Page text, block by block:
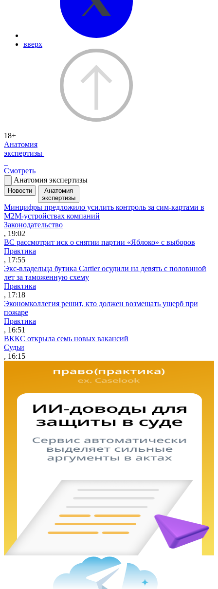
вверх
18+
Анатомия
экспертизы
Смотреть
Анатомия экспертизы
Новости
Анатомия
экспертизы
Минцифры предложило усилить контроль за сим-картами в
M2M-устройствах компаний
Законодательство
, 19:02
ВС рассмотрит иск о снятии партии «Яблоко» с выборов
Практика
, 17:55
Экс-владельца бутика Cartier осудили на девять с половиной
лет за таможенную схему
Практика
, 17:18
Экономколлегия решит, кто должен возмещать ущерб при
пожаре
Практика
, 16:51
ВККС открыла семь новых вакансий
Судьи
, 16:15